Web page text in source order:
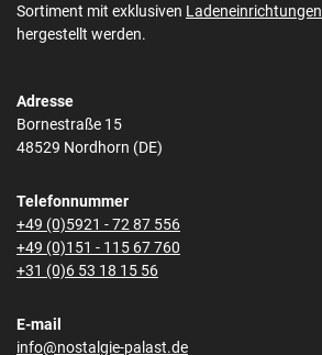
Sortiment mit exklusiven Ladeneinrichtungen
hergestellt werden.
Adresse
Bornestraße 15
48529 Nordhorn (DE)
Telefonnummer
+49 (0)5921 - 72 87 556
+49 (0)151 - 115 67 760
+31 (0)6 53 18 15 56
E-mail
info@nostalgie-palast.de